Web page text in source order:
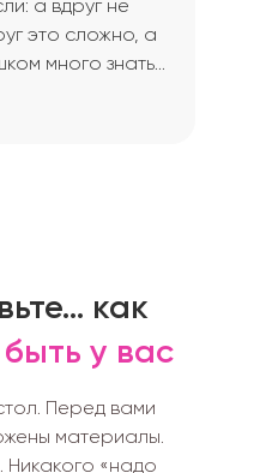
а вдруг не
это сложно, а
много знать…
как
у вас
Перед вами
материалы.
Никакого «надо